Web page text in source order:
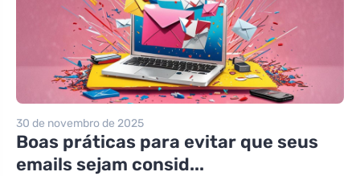
30 de novembro de 2025
Boas práticas para evitar que seus
emails sejam consid...